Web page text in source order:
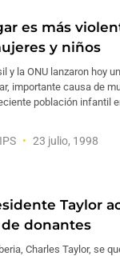
es más
y niños
y la ONU lanzaron hoy
importante causa de
población infantil
23 julio, 1998
Taylor
donantes
Charles Taylor, se